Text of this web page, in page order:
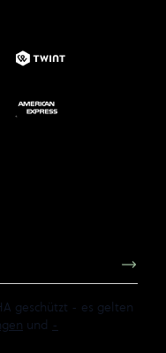
geschützt - es gelten
und -